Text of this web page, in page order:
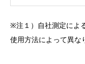
※注１）自社測定によ
使用方法によって異な